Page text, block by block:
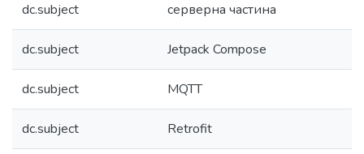
dc.subject серверна частина
dc.subject Jetpack Compose
dc.subject MQTT
dc.subject Retrofit